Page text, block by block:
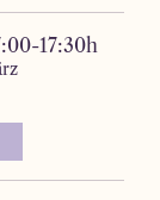
17:30h